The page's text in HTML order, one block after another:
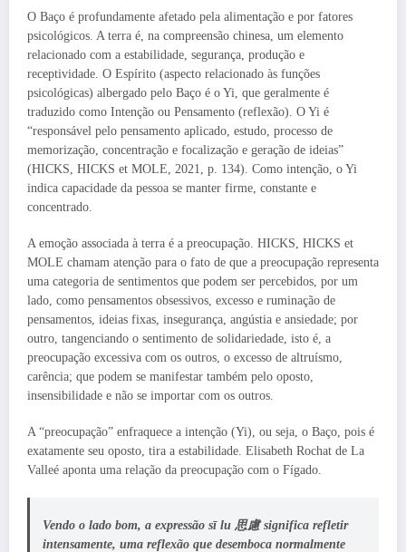
O Baço é profundamente afetado pela alimentação e por fatores
psicológicos. A terra é, na compreensão chinesa, um elemento
relacionado com a estabilidade, segurança, produção e
receptividade. O Espírito (aspecto relacionado às funções
psicológicas) albergado pelo Baço é o Yi, que geralmente é
traduzido como Intenção ou Pensamento (reflexão). O Yi é
“responsável pelo pensamento aplicado, estudo, processo de
memorização, concentração e focalização e geração de ideias”
(HICKS, HICKS et MOLE, 2021, p. 134). Como intenção, o Yi
indica capacidade da pessoa se manter firme, constante e
concentrado.
A emoção associada à terra é a preocupação. HICKS, HICKS et
MOLE chamam atenção para o fato de que a preocupação representa
uma categoria de sentimentos que podem ser percebidos, por um
lado, como pensamentos obsessivos, excesso e ruminação de
pensamentos, ideias fixas, insegurança, angústia e ansiedade; por
outro, tangenciando o sentimento de solidariedade, isto é, a
preocupação excessiva com os outros, o excesso de altruísmo,
carência; que podem se manifestar também pelo oposto,
insensibilidade e não se importar com os outros.
A “preocupação” enfraquece a intenção (Yi), ou seja, o Baço, pois é
exatamente seu oposto, tira a estabilidade. Elisabeth Rochat de La
Valleé aponta uma relação da preocupação com o Fígado.
Vendo o lado bom, a expressão sī lu 思慮 significa refletir
intensamente, uma reflexão que desemboca normalmente